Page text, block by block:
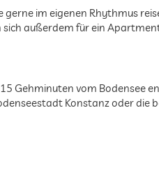
gerne im eigenen Rhythmus
außerdem für ein
Gehminuten vom Bodensee
Konstanz oder die